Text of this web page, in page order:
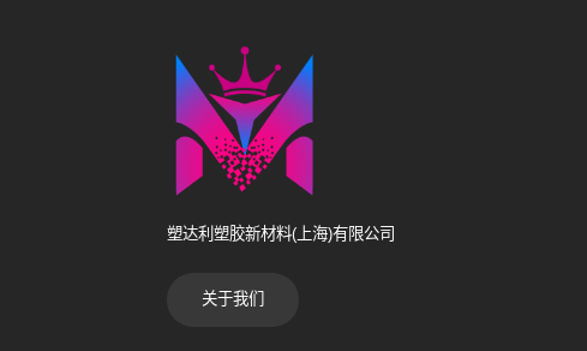
塑达利塑胶新材料(上海)有限公司
关于我们